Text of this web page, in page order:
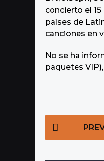
o
concierto el
países de
canciones en
No se ha
paquetes
P
o